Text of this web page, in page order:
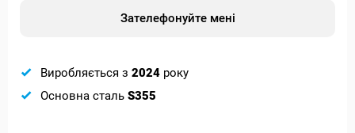
Зателефонуйте мені
Виробляється з 2024 року
Основна сталь S355